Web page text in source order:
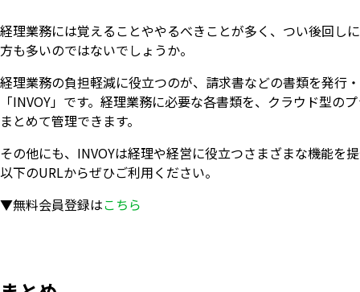
経理業務には覚えることややるべきことが多く、つい後回し
方も多いのではないでしょうか。
経理業務の負担軽減に役立つのが、請求書などの書類を発行
「INVOY」です。経理業務に必要な各書類を、クラウド型の
まとめて管理できます。
その他にも、INVOYは経理や経営に役立つさまざまな機能を
以下のURLからぜひご利用ください。
▼無料会員登録はこちら